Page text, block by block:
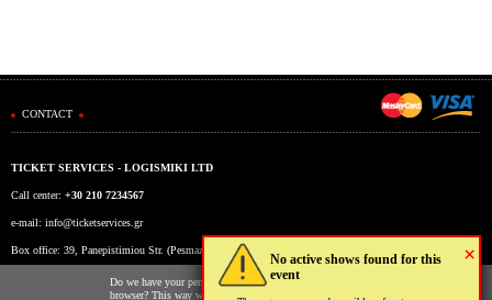
×
No active shows found for this
event
CONTACT
TICKET SERVICES - LOGISMIKI LTD
Call center: +30 210 7234567
e-mail: info@ticketservices.gr
Box office: 39, Panepistimiou Str. (Pesmazoglou Arc), Athens, Greece
Working hours: Mon-Fri: 9am-5pmDo we have your permission to store cookies to your
browser? This way we and third parties (Google, Facebook